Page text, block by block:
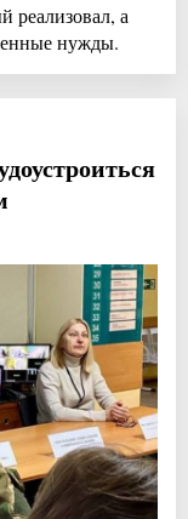
реализовал, а
нужды.